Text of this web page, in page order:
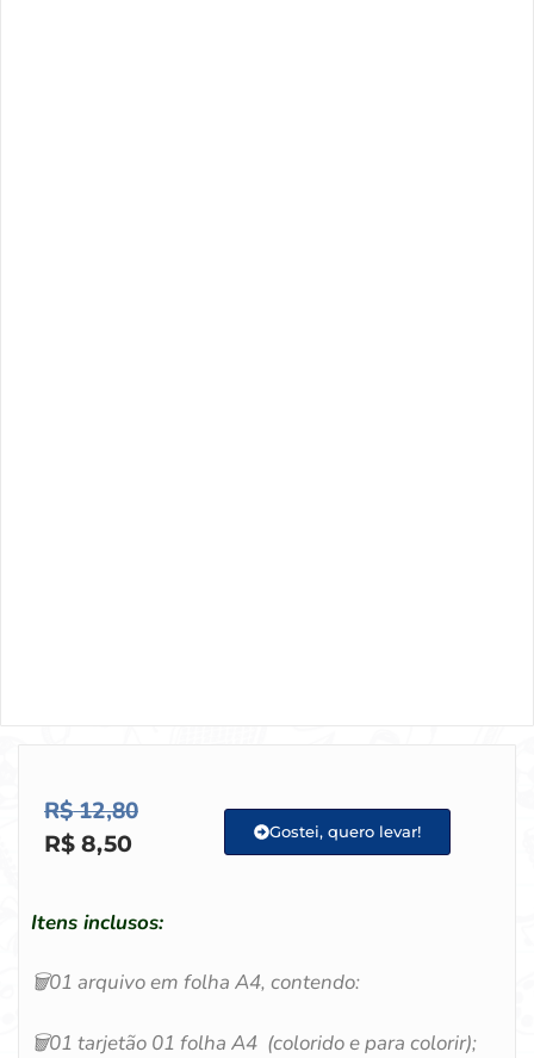
R$12,80
R$ 8,50 Gostei, quero levar!
Itens inclusos:
🗑️01 arquivo em folha A4, contendo:
🗑️01 tarjetão 01 folha A4 (colorido e para colorir);